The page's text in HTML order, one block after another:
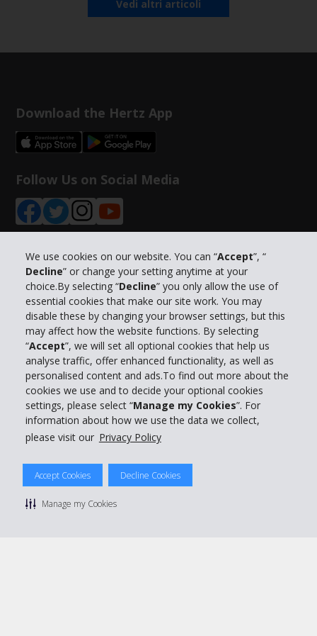
We use cookies on our website. You can “Accept”, “
Decline” or change your setting anytime at your
choice.By selecting “Decline” you only allow the use of
essential cookies that make our site work. You may
disable these by changing your browser settings, but this
may affect how the website functions. By selecting
“Accept”, we will set all optional cookies that help us
analyse traffic, offer enhanced functionality, as well as
personalised content and ads.To find out more about the
cookies we use and to decide your optional cookies
settings, please select “Manage my Cookies”. For
information about how we use the data we collect,
please visit our Privacy Policy
Accept Cookies Decline Cookies
Manage my Cookies
Vedi altri articoli
Download the Hertz App
Follow Us on Social Media
Info su Hertz
Business
Customer Service
Prenota con Hertz
© 2026 The Hertz System, Inc.
Privacy Policy | Condizioni di Utilizzo |
Manage cookie preferences